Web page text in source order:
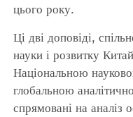
цього року.
Ці дві доповіді,
науки і розвитку
Національною
глобальною
спрямовані на аналіз